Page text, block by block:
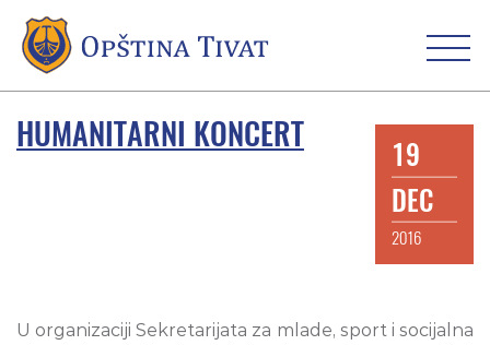
HUMANITARNI KONCERT
19
DEC
2016
U organizaciji Sekretarijata za mlade, sport i socijalna